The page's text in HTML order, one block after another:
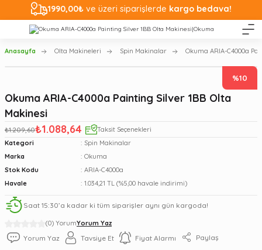
1990,00₺ ve üzeri siparişlerde kargo bedava!
Anasayfa Olta Makineleri Spin Makinalar Okuma ARIA-C4000a
%10
(0) YorumYorum Yaz
Okuma ARIA-C4000a Painting Silver 1BB Olta
Makinesi
₺1.209,60₺1.088,64
Taksit Seçenekleri
Kategori
Spin Makinalar
Marka
Okuma
Stok Kodu
ARIA-C4000a
Havale
1.034,21 TL (%5,00 havale indirimi)
Saat 15:30’a kadar ki tüm siparişler aynı gün kargoda!
Yorum Yaz Tavsiye Et Fiyat Alarmı Paylaş